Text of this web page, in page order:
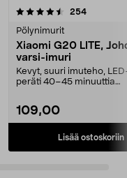
254arvostelut
Pölynimurit
Xiaomi G20 LITE,
varsi-imuri
Kevyt, suuri imuteho,
peräti 40–45 minuuttia
109,00
Lisää ostoskoriin
4.5 viidestä